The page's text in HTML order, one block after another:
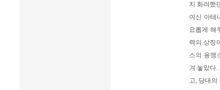
치 화려했
여신 아테
요롭게 해
력의 상징
스의 용맹
겨 놓았다
고, 당대의